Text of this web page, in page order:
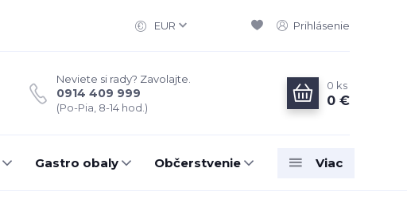
EUR Prihlásenie
Neviete si rady? Zavolajte.
0914 409 999
(Po-Pia, 8-14 hod.)
0 ks
0 €
Gastro obaly Občerstvenie Viac